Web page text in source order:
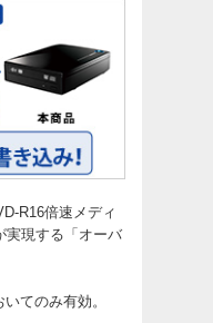
R16倍速メディ
実現する「オーバ
てのみ有効。